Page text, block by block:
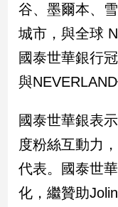
觀
點
兩
岸/
際
會/
地
方
新
谷、墨爾本、
城市，與全球
國泰世華銀行
與
國泰世華銀表
度粉絲互動力
代表。國泰世
化，繼贊助